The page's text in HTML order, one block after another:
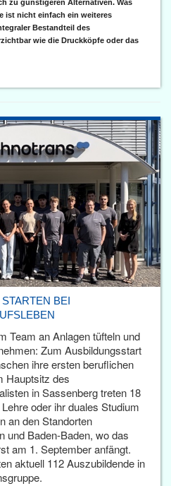
zu günstigeren Alternativen. Was
ist nicht einfach ein weiteres
Bestandteil des
wie die Druckköpfe oder das
BEI
Team an Anlagen tüfteln und
Zum Ausbildungsstart
ihre ersten beruflichen
Hauptsitz des
in Sassenberg treten 18
oder ihr duales Studium
an den Standorten
und Baden-Baden, wo das
am 1. September anfängt.
aktuell 112 Auszubildende in